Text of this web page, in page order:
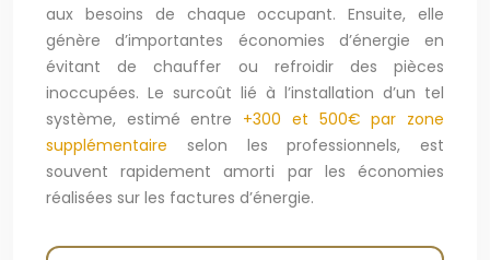
aux besoins de chaque occupant. Ensuite, elle
génère d’importantes économies d’énergie en
évitant de chauffer ou refroidir des pièces
inoccupées. Le surcoût lié à l’installation d’un tel
système, estimé entre +300 et 500€ par zone
supplémentaire selon les professionnels, est
souvent rapidement amorti par les économies
réalisées sur les factures d’énergie.